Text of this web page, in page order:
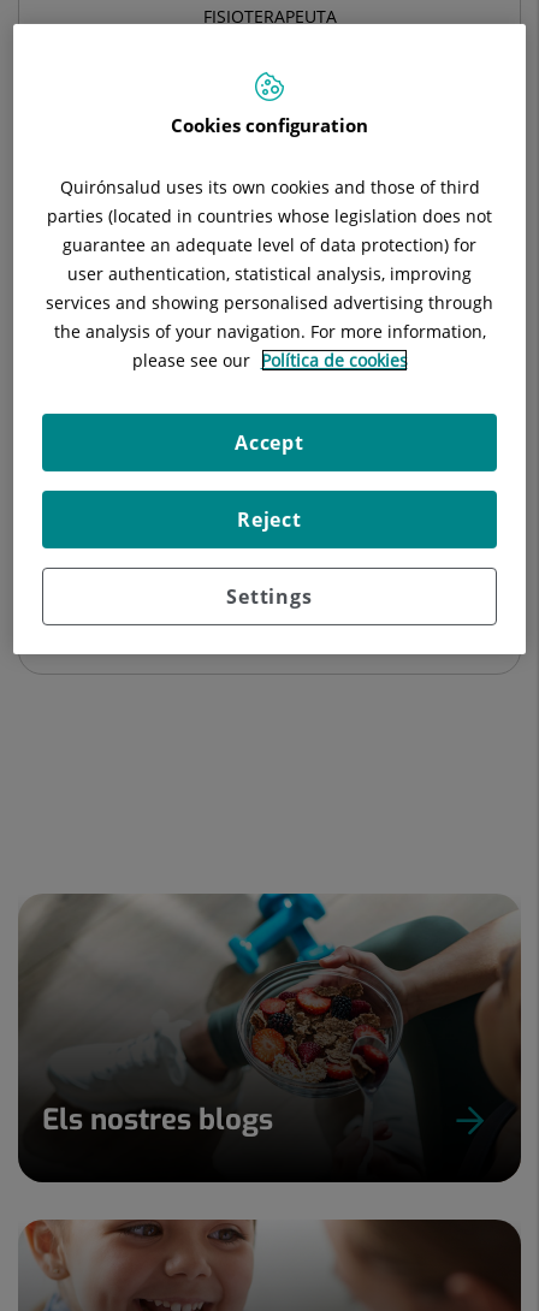
FISIOTERAPEUTA
MEDICINA FÍSICA I REHABILITACIÓ
hospitals:
Hospital Universitari General de Catalunya
C/ Pedro i Pons, 1
08190 Sant Cugat del Vallés Barcelona
935 656 000
Dades del professional
Experiència professional
Els nostres blogs
Cookies configuration
Quirónsalud uses its own cookies and those of third
parties (located in countries whose legislation does not
guarantee an adequate level of data protection) for
user authentication, statistical analysis, improving
services and showing personalised advertising through
the analysis of your navigation. For more information,
please see our Política de cookies
Settings
Reject
Accept